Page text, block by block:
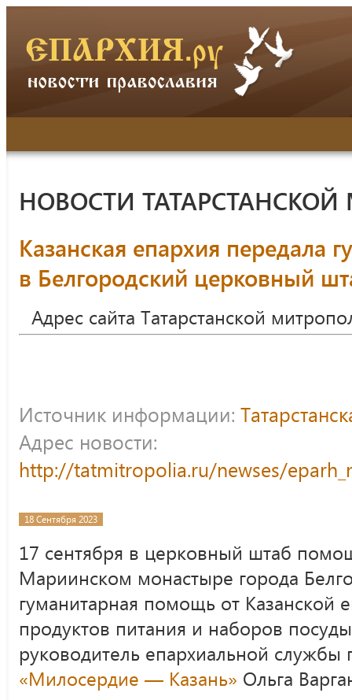
НОВОСТИ
Казанская епархия передала
в Белгородский церковный
Адрес сайта Татарстанской
Источник информации:
Адрес новости:
http://tatmitropolia.ru/newses/
18 Сентября 2023
17 сентября в церковный штаб
Мариинском монастыре города
гуманитарная помощь от Казанской
продуктов питания и наборов
руководитель епархиальной
«Милосердие — Казань» Ольга